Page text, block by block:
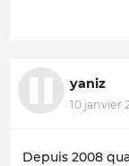
yaniz
10 janvier
Depuis 2008